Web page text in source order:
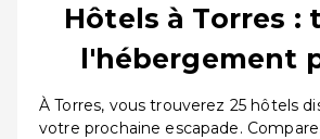
Hôtels à Torres :
l'hébergement
À Torres, vous trouverez 25 hôtels
votre prochaine escapade.